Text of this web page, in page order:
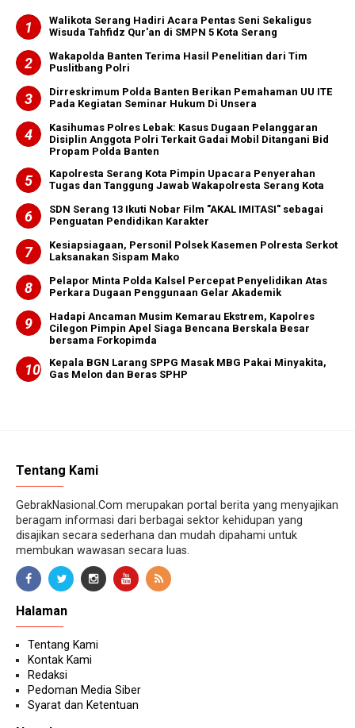
Walikota Serang Hadiri Acara Pentas Seni Sekaligus
Wisuda Tahfidz Qur'an di SMPN 5 Kota Serang
Wakapolda Banten Terima Hasil Penelitian dari Tim
Puslitbang Polri
Dirreskrimum Polda Banten Berikan Pemahaman UU ITE
Pada Kegiatan Seminar Hukum Di Unsera
Kasihumas Polres Lebak: Kasus Dugaan Pelanggaran
Disiplin Anggota Polri Terkait Gadai Mobil Ditangani Bid
Propam Polda Banten
Kapolresta Serang Kota Pimpin Upacara Penyerahan
Tugas dan Tanggung Jawab Wakapolresta Serang Kota
SDN Serang 13 Ikuti Nobar Film "AKAL IMITASI" sebagai
Penguatan Pendidikan Karakter
Kesiapsiagaan, Personil Polsek Kasemen Polresta Serkot
Laksanakan Sispam Mako
Pelapor Minta Polda Kalsel Percepat Penyelidikan Atas
Perkara Dugaan Penggunaan Gelar Akademik
Hadapi Ancaman Musim Kemarau Ekstrem, Kapolres
Cilegon Pimpin Apel Siaga Bencana Berskala Besar
bersama Forkopimda
Kepala BGN Larang SPPG Masak MBG Pakai Minyakita,
Gas Melon dan Beras SPHP
Tentang Kami
GebrakNasional.Com merupakan portal berita yang menyajikan
beragam informasi dari berbagai sektor kehidupan yang
disajikan secara sederhana dan mudah dipahami untuk
membukan wawasan secara luas.
Halaman
Tentang Kami
Kontak Kami
Redaksi
Pedoman Media Siber
Syarat dan Ketentuan